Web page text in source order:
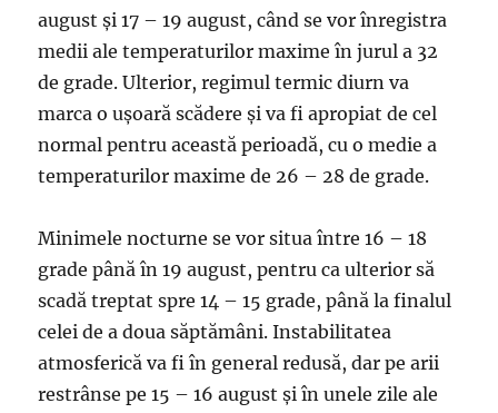
august şi 17 – 19 august, când se vor înregistra
medii ale temperaturilor maxime în jurul a 32
de grade. Ulterior, regimul termic diurn va
marca o uşoară scădere şi va fi apropiat de cel
normal pentru această perioadă, cu o medie a
temperaturilor maxime de 26 – 28 de grade.
Minimele nocturne se vor situa între 16 – 18
grade până în 19 august, pentru ca ulterior să
scadă treptat spre 14 – 15 grade, până la finalul
celei de a doua săptămâni. Instabilitatea
atmosferică va fi în general redusă, dar pe arii
restrânse pe 15 – 16 august şi în unele zile ale